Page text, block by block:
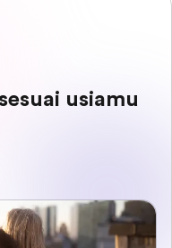
usiamu